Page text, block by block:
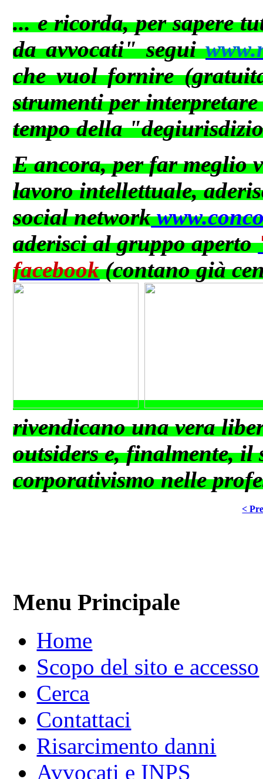
... e ricorda, per sapere
da avvocati" segui
che vuol fornire
strumenti per
tempo della
E ancora, per far meglio
lavoro intellettuale,
social network
aderisci al gruppo aperto
facebook(contano già
rivendicano una vera
outsiders e, finalmente, il
corporativismo nelle
<
Menu Principale
Home
Scopo del sito e accesso
Cerca
Contattaci
Risarcimento danni
Avvocati e INPS